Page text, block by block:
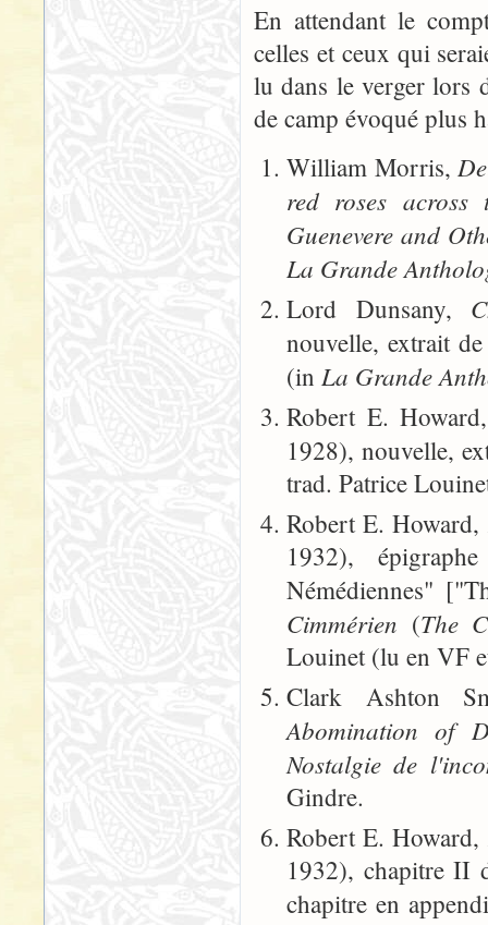
En attendant le
celles et ceux qui
lu dans le verger lors
de camp évoqué plus
William Morris,
red roses across
Guenevere and
La Grande
Lord Dunsany,
nouvelle, extrait
(in La Grande
Robert E.
1928), nouvelle,
trad. Patrice
Robert E. Howard,
1932),
Némédiennes"
Cimmérien (The
Louinet (lu en VF
Clark Ashton
Abomination of
Nostalgie de
Gindre.
Robert E. Howard,
1932), chapitre II
chapitre en